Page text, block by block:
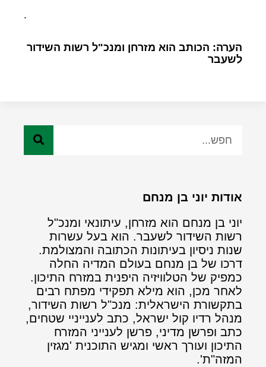
.
הערה: הכותב הוא מזרחן ומנכ"ל רשות השידור
לשעבר
אודות יוני בן מנחם
יוני בן מנחם הוא מזרחן, עיתונאי ומנכ"ל
רשות השידור לשעבר. הוא בעל עשרות
שנות ניסיון בעיתונות הכתובה והמצולמת.
דרכו של בן מנחם בעולם המדיה החלה
כמפיק של הטלוויזיה היפנית במזרח התיכון.
לאחר מכן, הוא מילא תפקידי מפתח רבים
בתקשורת הישראלית: מנכ"ל רשות השידור,
מנהל רדיו קול ישראל, כתב לענייניי שטחים,
כתב ופרשן מדיני, פרשן לענייני המזרח
התיכון ועורך ראשי ומגיש התוכנית 'מגזין
המזה"ת'.